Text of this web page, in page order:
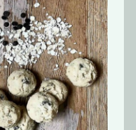
Novinka